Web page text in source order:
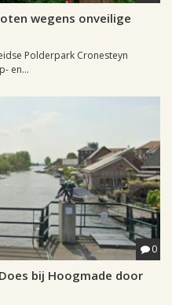
wegens onveilige
Polderpark Cronesteyn
en...
0
bij Hoogmade door